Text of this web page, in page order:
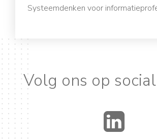
Systeemdenken voor
Volg ons op